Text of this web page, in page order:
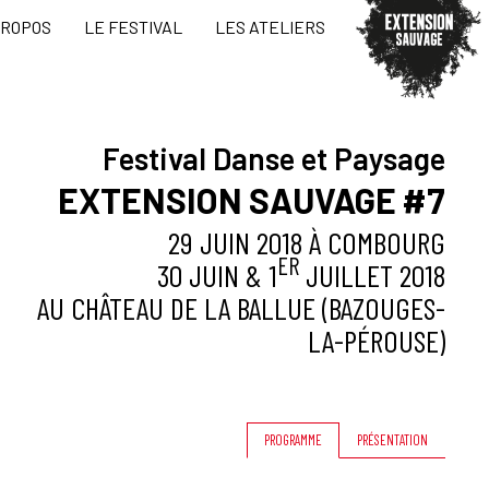
LE FESTIVAL LES ATELIERS
Festival Danse et Paysage
EXTENSION SAUVAGE #7
29 JUIN 2018 À COMBOURG
30 JUIN & 1ER JUILLET 2018
AU CHÂTEAU DE LA BALLUE (BAZOUGES-
LA-PÉROUSE)
PROGRAMME PRÉSENTATION